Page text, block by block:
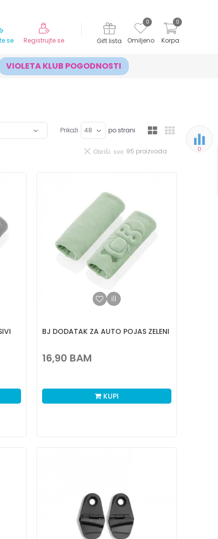
Korpa
0
Omiljeno
0
Gift lista
se Registrujte se
VIOLETA KLUB POGODNOSTI
0
Prikaži po strani
95 proizvoda
Obriši sve
BJ DODATAK ZA AUTO POJAS ZELENI
16,90 BAM
KUPI